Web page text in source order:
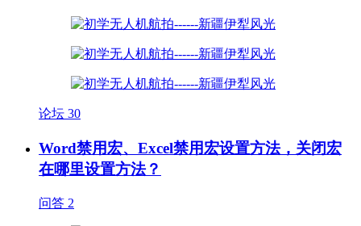
论坛 30
Word禁用宏、Excel禁用宏设置方法，关闭宏
在哪里设置方法？
问答 2